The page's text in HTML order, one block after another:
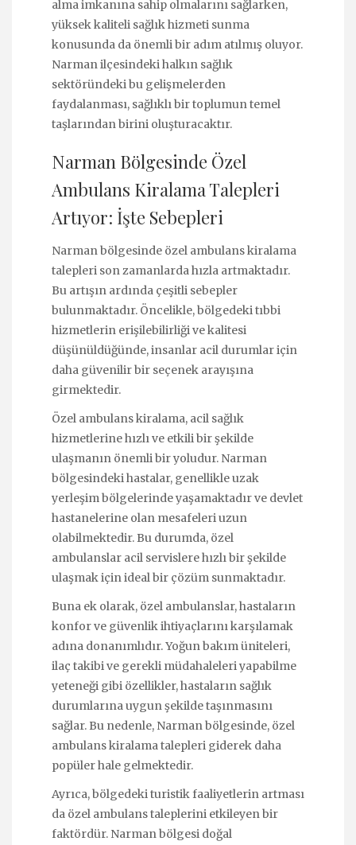
alma imkanına sahip olmalarını sağlarken,
yüksek kaliteli sağlık hizmeti sunma
konusunda da önemli bir adım atılmış oluyor.
Narman ilçesindeki halkın sağlık
sektöründeki bu gelişmelerden
faydalanması, sağlıklı bir toplumun temel
taşlarından birini oluşturacaktır.
Narman Bölgesinde Özel
Ambulans Kiralama Talepleri
Artıyor: İşte Sebepleri
Narman bölgesinde özel ambulans kiralama
talepleri son zamanlarda hızla artmaktadır.
Bu artışın ardında çeşitli sebepler
bulunmaktadır. Öncelikle, bölgedeki tıbbi
hizmetlerin erişilebilirliği ve kalitesi
düşünüldüğünde, insanlar acil durumlar için
daha güvenilir bir seçenek arayışına
girmektedir.
Özel ambulans kiralama, acil sağlık
hizmetlerine hızlı ve etkili bir şekilde
ulaşmanın önemli bir yoludur. Narman
bölgesindeki hastalar, genellikle uzak
yerleşim bölgelerinde yaşamaktadır ve devlet
hastanelerine olan mesafeleri uzun
olabilmektedir. Bu durumda, özel
ambulanslar acil servislere hızlı bir şekilde
ulaşmak için ideal bir çözüm sunmaktadır.
Buna ek olarak, özel ambulanslar, hastaların
konfor ve güvenlik ihtiyaçlarını karşılamak
adına donanımlıdır. Yoğun bakım üniteleri,
ilaç takibi ve gerekli müdahaleleri yapabilme
yeteneği gibi özellikler, hastaların sağlık
durumlarına uygun şekilde taşınmasını
sağlar. Bu nedenle, Narman bölgesinde, özel
ambulans kiralama talepleri giderek daha
popüler hale gelmektedir.
Ayrıca, bölgedeki turistik faaliyetlerin artması
da özel ambulans taleplerini etkileyen bir
faktördür. Narman bölgesi doğal